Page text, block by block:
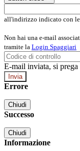
all'indirizzo indicato con
Non hai una e-mail
tramite la Login Spaggiari
E-mail inviata, si
Errore
Chiudi
Successo
Chiudi
Informazione